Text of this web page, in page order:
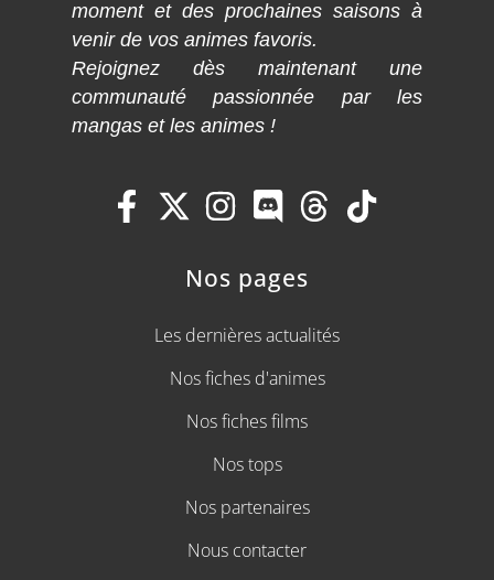
moment et des prochaines saisons à
venir de vos animes favoris.
Rejoignez dès maintenant une
communauté passionnée par les
mangas et les animes !
Nos pages
Les dernières actualités
Nos fiches d'animes
Nos fiches films
Nos tops
Nos partenaires
Nous contacter